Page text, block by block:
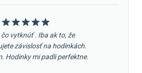
vytknúť . Iba ak to, že
závislosť na hodinkách.
Hodinky mi padli perfektne.